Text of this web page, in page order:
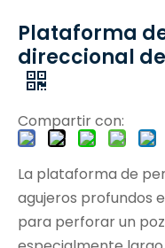
Plataforma
direccional
Compartir con:
La plataforma de
agujeros profundos
para perforar un